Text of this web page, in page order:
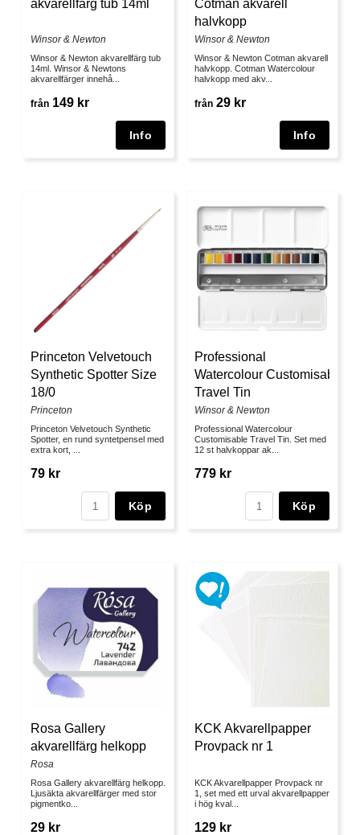
akvarellfärg tub 14ml
Winsor & Newton
Winsor & Newton akvarellfärg tub
14ml. Winsor & Newtons
akvarellfärger innehå...
från 149 kr
Cotman akvarell
halvkopp
Winsor & Newton
Winsor & Newton Cotman akvarell
halvkopp. Cotman Watercolour
halvkopp med akv...
från 29 kr
Princeton Velvetouch
Synthetic Spotter Size
18/0
Princeton
Princeton Velvetouch Synthetic
Spotter, en rund syntetpensel med
extra kort, ...
79 kr
Köp
Professional
Watercolour Customisable
Travel Tin
Winsor & Newton
Professional Watercolour
Customisable Travel Tin. Set med
12 st halvkoppar ak...
779 kr
Köp
Rosa Gallery
akvarellfärg helkopp
Rosa
Rosa Gallery akvarellfärg helkopp.
Ljusäkta akvarellfärger med stor
pigmentko...
29 kr
KCK Akvarellpapper
Provpack nr 1
KCK Akvarellpapper Provpack nr
1, set med ett urval akvarellpapper
i hög kval...
129 kr